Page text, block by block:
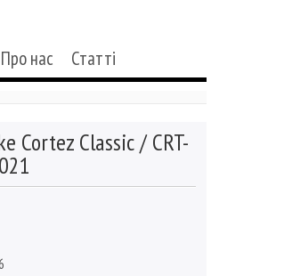
Про нас Статті
Cortez Classic / CRT-
021